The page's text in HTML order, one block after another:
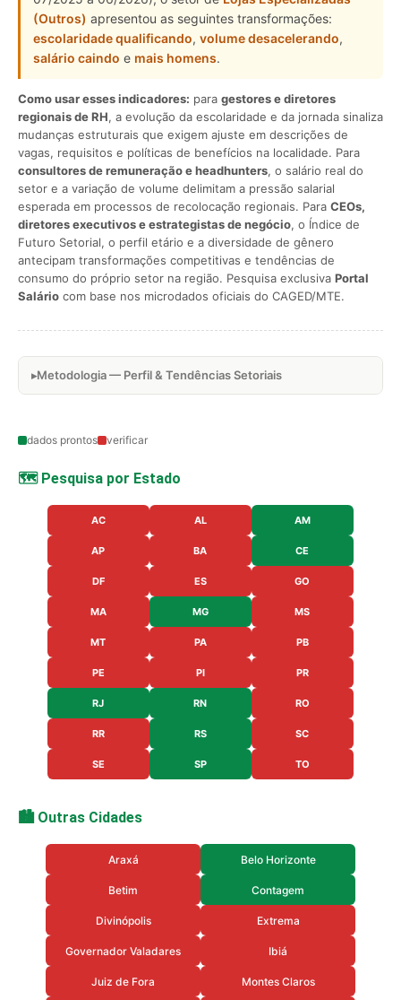
(Outros) apresentou as seguintes transformações:
escolaridade qualificando, volume desacelerando,
salário caindo e mais homens.
Como usar esses indicadores: para gestores e diretores
regionais de RH, a evolução da escolaridade e da jornada sinaliza
mudanças estruturais que exigem ajuste em descrições de
vagas, requisitos e políticas de benefícios na localidade. Para
consultores de remuneração e headhunters, o salário real do
setor e a variação de volume delimitam a pressão salarial
esperada em processos de recolocação regionais. Para CEOs,
diretores executivos e estrategistas de negócio, o Índice de
Futuro Setorial, o perfil etário e a diversidade de gênero
antecipam transformações competitivas e tendências de
consumo do próprio setor na região. Pesquisa exclusiva Portal
Salário com base nos microdados oficiais do CAGED/MTE.
Metodologia — Perfil & Tendências Setoriais
dados prontos verificar
🗺️ Pesquisa por Estado
AC AL AM
AP BA CE
DF ES GO
MA MG MS
MT PA PB
PE PI PR
RJ RN RO
RR RS SC
SE SP TO
🏙️ Outras Cidades
Araxá Belo Horizonte
Betim Contagem
Divinópolis Extrema
Governador Valadares Ibiá
Juiz de Fora Montes Claros